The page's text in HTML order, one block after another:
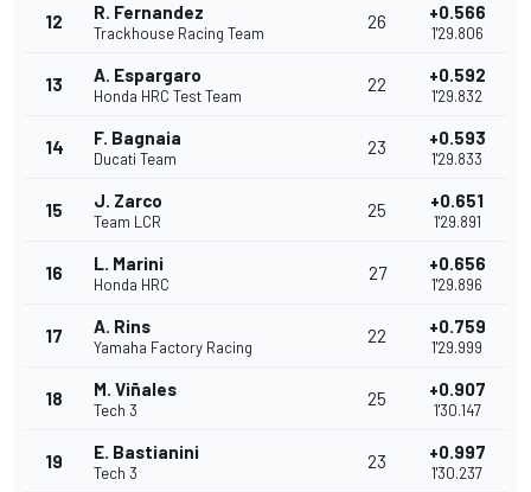
12 R. Fernandez
Trackhouse Racing Team
26 +0.566
1'29.806
13 A. Espargaro
Honda HRC Test Team
22 +0.592
1'29.832
14 F. Bagnaia
Ducati Team
23 +0.593
1'29.833
15 J. Zarco
Team LCR
25 +0.651
1'29.891
16 L. Marini
Honda HRC
27 +0.656
1'29.896
17 A. Rins
Yamaha Factory Racing
22 +0.759
1'29.999
18 M. Viñales
Tech 3
25 +0.907
1'30.147
19 E. Bastianini
Tech 3
23 +0.997
1'30.237